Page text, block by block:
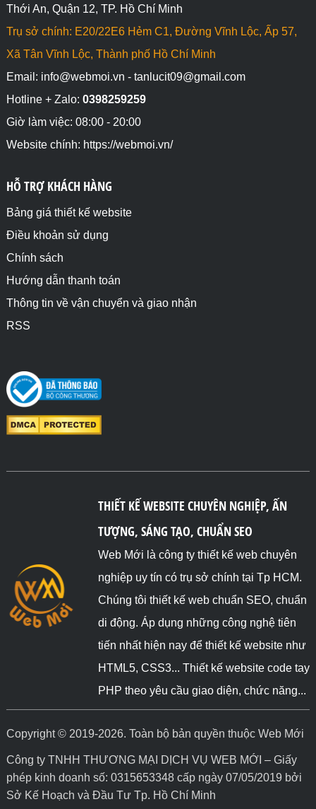
Thới An, Quận 12, TP. Hồ Chí Minh
Trụ sở chính: E20/22E6 Hẻm C1, Đường Vĩnh Lộc, Ấp 57,
Xã Tân Vĩnh Lộc, Thành phố Hồ Chí Minh
Email: info@webmoi.vn - tanlucit09@gmail.com
Hotline + Zalo: 0398259259
Giờ làm việc: 08:00 - 20:00
Website chính: https://webmoi.vn/
HỖ TRỢ KHÁCH HÀNG
Bảng giá thiết kế website
Điều khoản sử dụng
Chính sách
Hướng dẫn thanh toán
Thông tin về vận chuyển và giao nhận
RSS
THIẾT KẾ WEBSITE CHUYÊN NGHIỆP, ẤN
TƯỢNG, SÁNG TẠO, CHUẨN SEO
Web Mới là công ty thiết kế web chuyên
nghiệp uy tín có trụ sở chính tại Tp HCM.
Chúng tôi thiết kế web chuẩn SEO, chuẩn
di động. Áp dụng những công nghệ tiên
tiến nhất hiện nay để thiết kế website như
HTML5, CSS3... Thiết kế website code tay
PHP theo yêu cầu giao diện, chức năng...
Copyright © 2019-2026. Toàn bộ bản quyền thuộc Web Mới
Công ty TNHH THƯƠNG MẠI DỊCH VỤ WEB MỚI – Giấy
phép kinh doanh số: 0315653348 cấp ngày 07/05/2019 bởi
Sở Kế Hoạch và Đầu Tư Tp. Hồ Chí Minh